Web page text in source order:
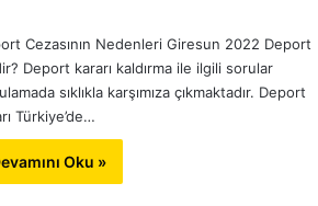
Cezasının Nedenleri Giresun 2022 Deport
Deport kararı kaldırma ile ilgili sorular
sıklıkla karşımıza çıkmaktadır. Deport
Türkiye’de…
Oku »